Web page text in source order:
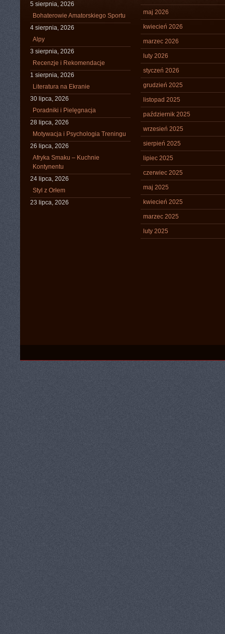
5 sierpnia, 2026
Bohaterowie Amatorskiego Sportu
4 sierpnia, 2026
Alpy
3 sierpnia, 2026
Recenzje i Rekomendacje
1 sierpnia, 2026
Literatura na Ekranie
30 lipca, 2026
Poradniki i Pielęgnacja
28 lipca, 2026
Motywacja i Psychologia Treningu
26 lipca, 2026
Afryka Smaku – Kuchnie
Kontynentu
24 lipca, 2026
Styl z Orłem
23 lipca, 2026
maj 2026
kwiecień 2026
marzec 2026
luty 2026
styczeń 2026
grudzień 2025
listopad 2025
październik 2025
wrzesień 2025
sierpień 2025
lipiec 2025
czerwiec 2025
maj 2025
kwiecień 2025
marzec 2025
luty 2025